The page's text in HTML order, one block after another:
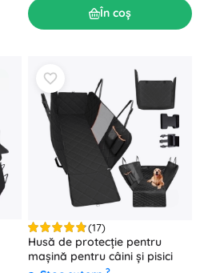
În coș
(17)
Husă de protecție pentru
mașină pentru câini și pisici